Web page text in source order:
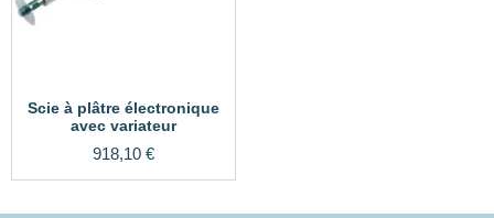
Scie à plâtre électronique
avec variateur
918,10 €